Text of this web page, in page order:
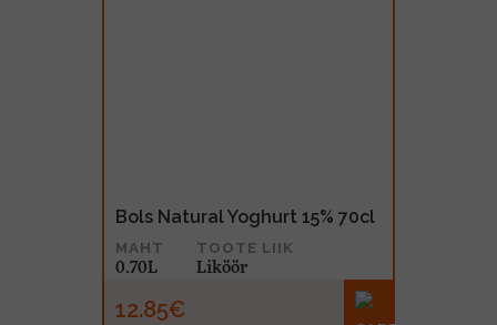
Bols Natural Yoghurt 15% 70cl
MAHT
0.70L
TOOTE LIIK
Liköör
12.85€